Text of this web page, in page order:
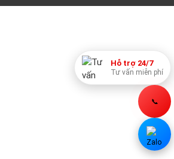
Hỗ trợ 24/7
Tư vấn miễn phí
📞